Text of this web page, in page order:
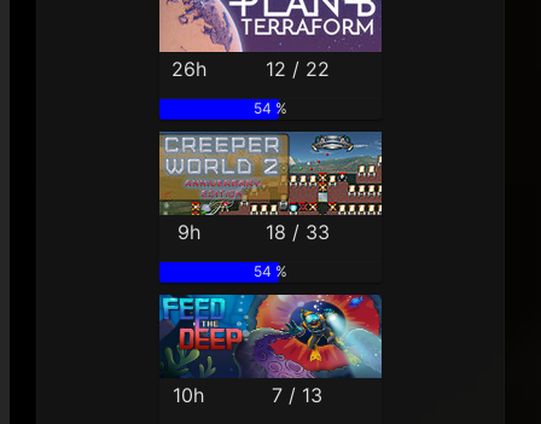
26h 12 / 22
54 %
9h 18 / 33
54 %
10h 7 / 13